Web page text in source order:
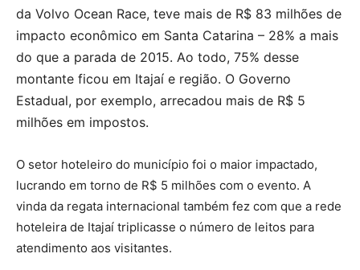
da Volvo Ocean Race, teve mais de R$ 83 milhões de
impacto econômico em Santa Catarina – 28% a mais
do que a parada de 2015. Ao todo, 75% desse
montante ficou em Itajaí e região. O Governo
Estadual, por exemplo, arrecadou mais de R$ 5
milhões em impostos.
O setor hoteleiro do município foi o maior impactado,
lucrando em torno de R$ 5 milhões com o evento. A
vinda da regata internacional também fez com que a rede
hoteleira de Itajaí triplicasse o número de leitos para
atendimento aos visitantes.